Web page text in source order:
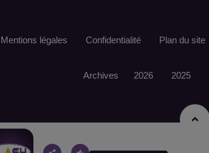
Mentions légales Confidentialité Plan du site
Archives 2026 2025